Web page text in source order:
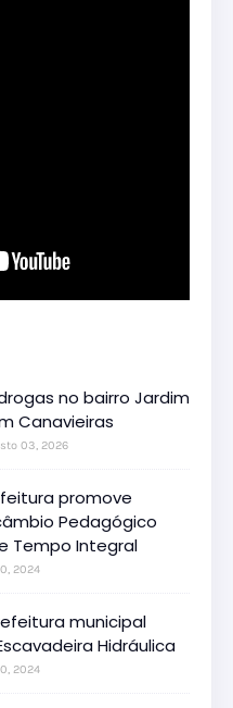
no bairro Jardim
Canavieiras
03, 2026
promove
Pedagógico
Tempo Integral
2024
municipal
Hidráulica
2024